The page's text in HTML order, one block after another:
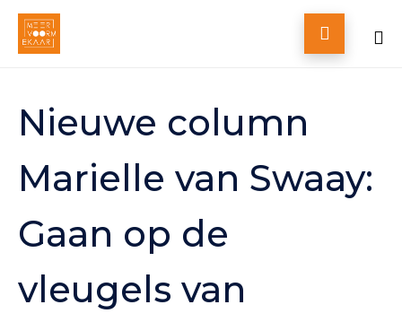

content
Nieuwe column
Marielle van Swaay:
Gaan op de
vleugels van